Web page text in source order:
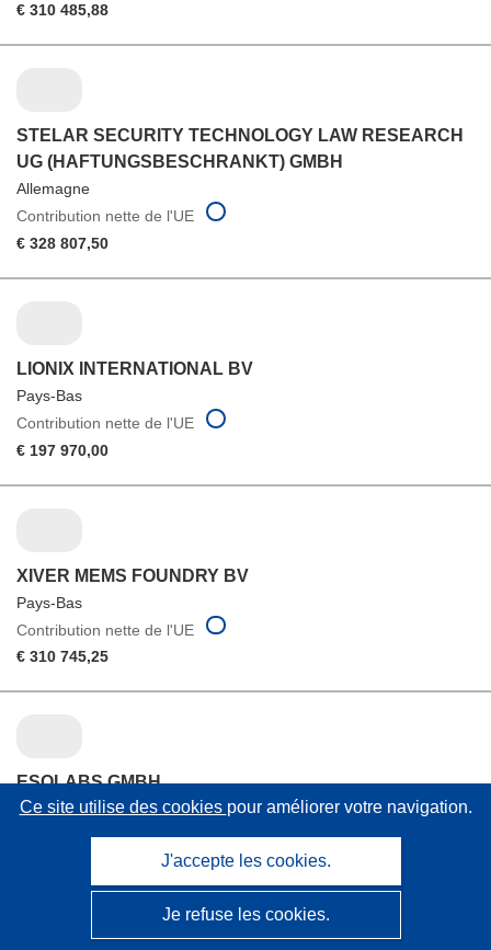
€ 310 485,88
STELAR SECURITY TECHNOLOGY LAW RESEARCH
UG (HAFTUNGSBESCHRANKT) GMBH
Allemagne
Contribution nette de l'UE
€ 328 807,50
LIONIX INTERNATIONAL BV
Pays-Bas
Contribution nette de l'UE
€ 197 970,00
XIVER MEMS FOUNDRY BV
Pays-Bas
Contribution nette de l'UE
€ 310 745,25
ESQLABS GMBH
Allemagne
Contribution nette de l'UE
Ce site utilise des cookies pour améliorer votre navigation.
J'accepte les cookies.
Je refuse les cookies.